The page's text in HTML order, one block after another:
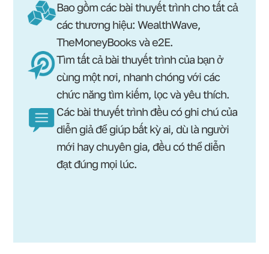
Bao gồm các bài thuyết trình cho tất cả
các thương hiệu: WealthWave,
TheMoneyBooks và e2E.
Tìm tất cả bài thuyết trình của bạn ở
cùng một nơi, nhanh chóng với các
chức năng tìm kiếm, lọc và yêu thích.
Các bài thuyết trình đều có ghi chú của
diễn giả để giúp bất kỳ ai, dù là người
mới hay chuyên gia, đều có thể diễn
đạt đúng mọi lúc.